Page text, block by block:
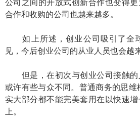
公司之间的开放式创新合作也变得
合作和收购的公司也越来越多。
如上所述，创业公司吸引了全
见，今后创业公司的从业人员也会越
但是，在初次与创业公司接触的
或许有些与众不同。普通商务的思
实大部分都不能完美套用在以快速
上。